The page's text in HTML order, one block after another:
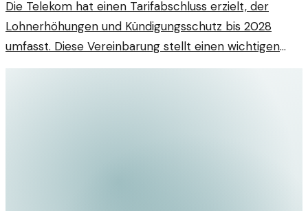
Die Telekom hat einen Tarifabschluss erzielt, der
Lohnerhöhungen und Kündigungsschutz bis 2028
umfasst. Diese Vereinbarung stellt einen wichtigen
Schritt für die Mitarbeiter dar.